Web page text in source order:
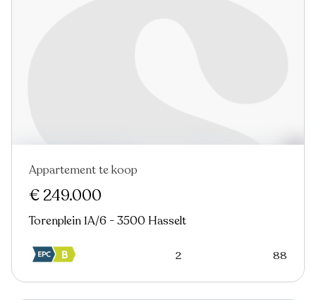
Nieuw
Appartement te koop
€ 249.000
Torenplein 1A/6 - 3500 Hasselt
2 88